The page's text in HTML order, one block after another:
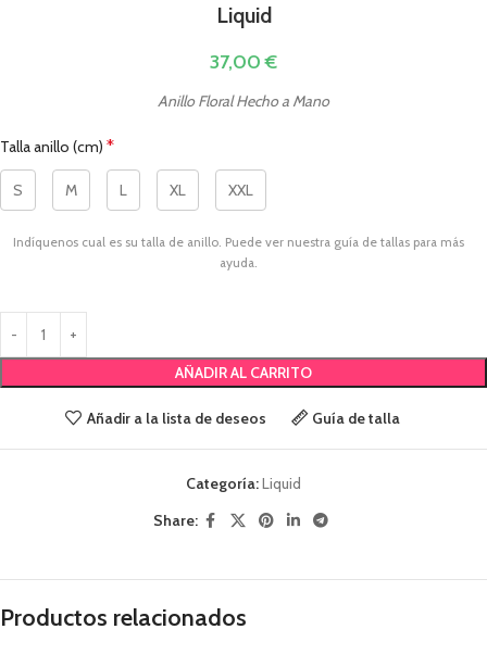
Liquid
37,00€
Anillo Floral Hecho a Mano
Talla anillo (cm) *
S M L XL XXL
Indíquenos cual es su talla de anillo. Puede ver nuestra guía de tallas para más
ayuda.
AÑADIR AL CARRITO
Añadir a la lista de deseos Guía de talla
Categoría:Liquid
Share:
Productos relacionados